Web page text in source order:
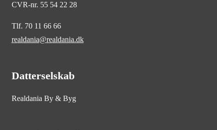
CVR-nr. 55 54 22 28
Tlf. 70 11 66 66
realdania@realdania.dk
Datterselskab
Realdania By & Byg